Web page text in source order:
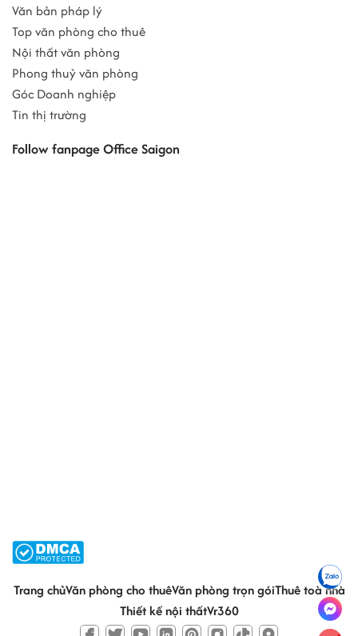
Văn bản pháp lý
Top văn phòng cho thuê
Nội thất văn phòng
Phong thuỷ văn phòng
Góc Doanh nghiệp
Tin thị trường
Follow fanpage Office Saigon
Trang chủVăn phòng cho thuêVăn phòng trọn góiThuê toà nhà
Thiết kế nội thấtVr360